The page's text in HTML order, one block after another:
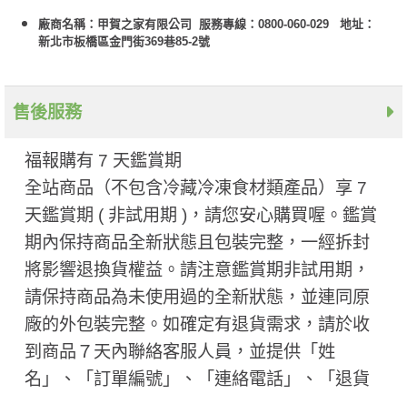
廠商名稱：甲賀之家有限公司 服務專線：0800-060-029 地址：
新北市板橋區金門街369巷85-2號
售後服務
福報購有 7 天鑑賞期
全站商品（不包含冷藏冷凍食材類產品）享 7
天鑑賞期 ( 非試用期 ​)，請您安心購買喔。鑑賞
期內保持商品全新狀態且包裝完整，一經拆封
將影響退換貨權益。請注意鑑賞期非試用期，
請保持商品為未使用過的全新狀態，並連同原
廠的外包裝完整。如確定有退貨需求，請於收
到商品７天內聯絡客服人員，並提供「姓
名」、「訂單編號」、「連絡電話」、「退貨